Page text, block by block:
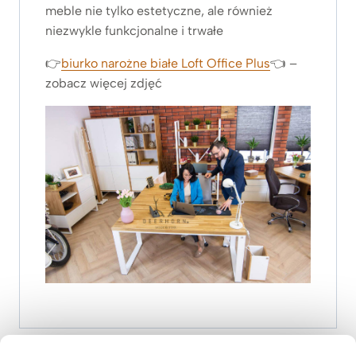
meble nie tylko estetyczne, ale również
niezwykle funkcjonalne i trwałe
👉biurko narożne białe Loft Office Plus👈 –
zobacz więcej zdjęć